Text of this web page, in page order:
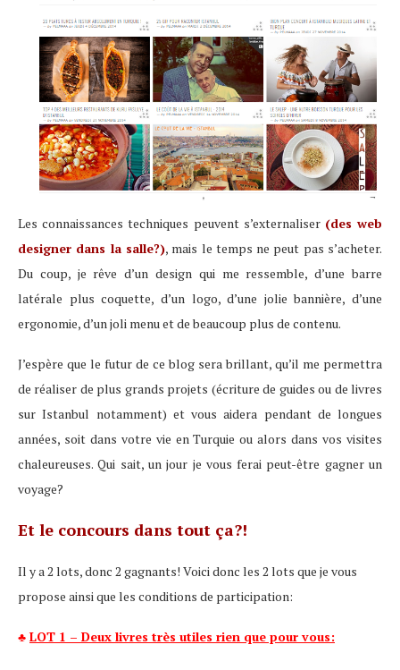
Les connaissances techniques peuvent s’externaliser (des web
designer dans la salle?), mais le temps ne peut pas s’acheter.
Du coup, je rêve d’un design qui me ressemble, d’une barre
latérale plus coquette, d’un logo, d’une jolie bannière, d’une
ergonomie, d’un joli menu et de beaucoup plus de contenu.
J’espère que le futur de ce blog sera brillant, qu’il me permettra
de réaliser de plus grands projets (écriture de guides ou de livres
sur Istanbul notamment) et vous aidera pendant de longues
années, soit dans votre vie en Turquie ou alors dans vos visites
chaleureuses. Qui sait, un jour je vous ferai peut-être gagner un
voyage?
Et le concours dans tout ça?!
Il y a 2 lots, donc 2 gagnants! Voici donc les 2 lots que je vous
propose ainsi que les conditions de participation:
♣ LOT 1 – Deux livres très utiles rien que pour vous: